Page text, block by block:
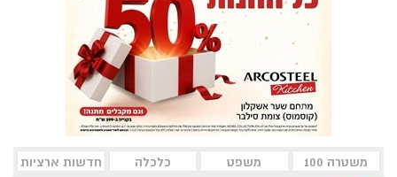
משטרה 100 משפט כלכלה חדשות ארציות